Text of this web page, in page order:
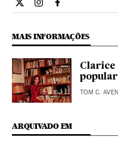
Cultura El País Brasil en
Cultura El País
Cultura El
MAIS INFORMAÇÕES
Clarice
TOM C.
ARQUIVADO EM